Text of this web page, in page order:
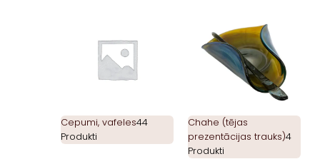
Cepumi, vafeles44
Produkti
Chahe (tējas
prezentācijas trauks)4
Produkti